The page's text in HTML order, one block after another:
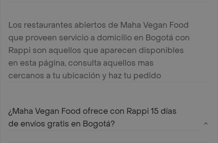
Los restaurantes abiertos de Maha Vegan Food
que proveen servicio a domicilio en Bogotá con
Rappi son aquellos que aparecen disponibles
en esta página, consulta aquellos mas
cercanos a tu ubicación y haz tu pedido
¿Maha Vegan Food ofrece con Rappi 15 días
de envíos gratis en Bogotá?